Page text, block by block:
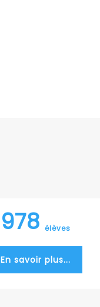
978 élèves
En savoir plus...